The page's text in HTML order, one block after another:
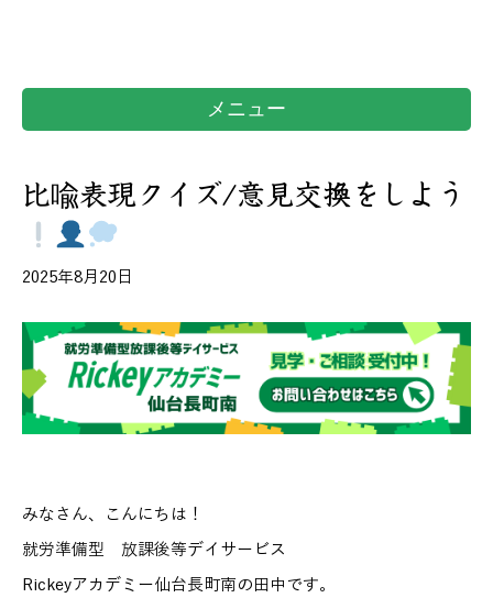
メニュー
比喩表現クイズ/意見交換をしよう
2025年8月20日
みなさん、こんにちは！
就労準備型 放課後等デイサービス
Rickeyアカデミー仙台長町南の田中です。